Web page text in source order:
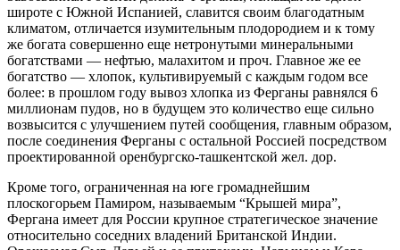
широте с Южной Испанией, славится своим благодатным
климатом, отличается изумительным плодородием и к тому
же богата совершенно еще нетронутыми минеральными
богатствами — нефтью, малахитом и проч. Главное же ее
богатство — хлопок, культивируемый с каждым годом все
более: в прошлом году вывоз хлопка из Ферганы равнялся 6
миллионам пудов, но в будущем это количество еще сильно
возвысится с улучшением путей сообщения, главным образом,
после соединения Ферганы с остальной Россией посредством
проектированной оренбургско-ташкентской жел. дор.
Кроме того, ограниченная на юге громаднейшим
плоскогорьем Памиром, называемым “Крышей мира”,
Фергана имеет для России крупное стратегическое значение
относительно соседних владений Британской Индии.